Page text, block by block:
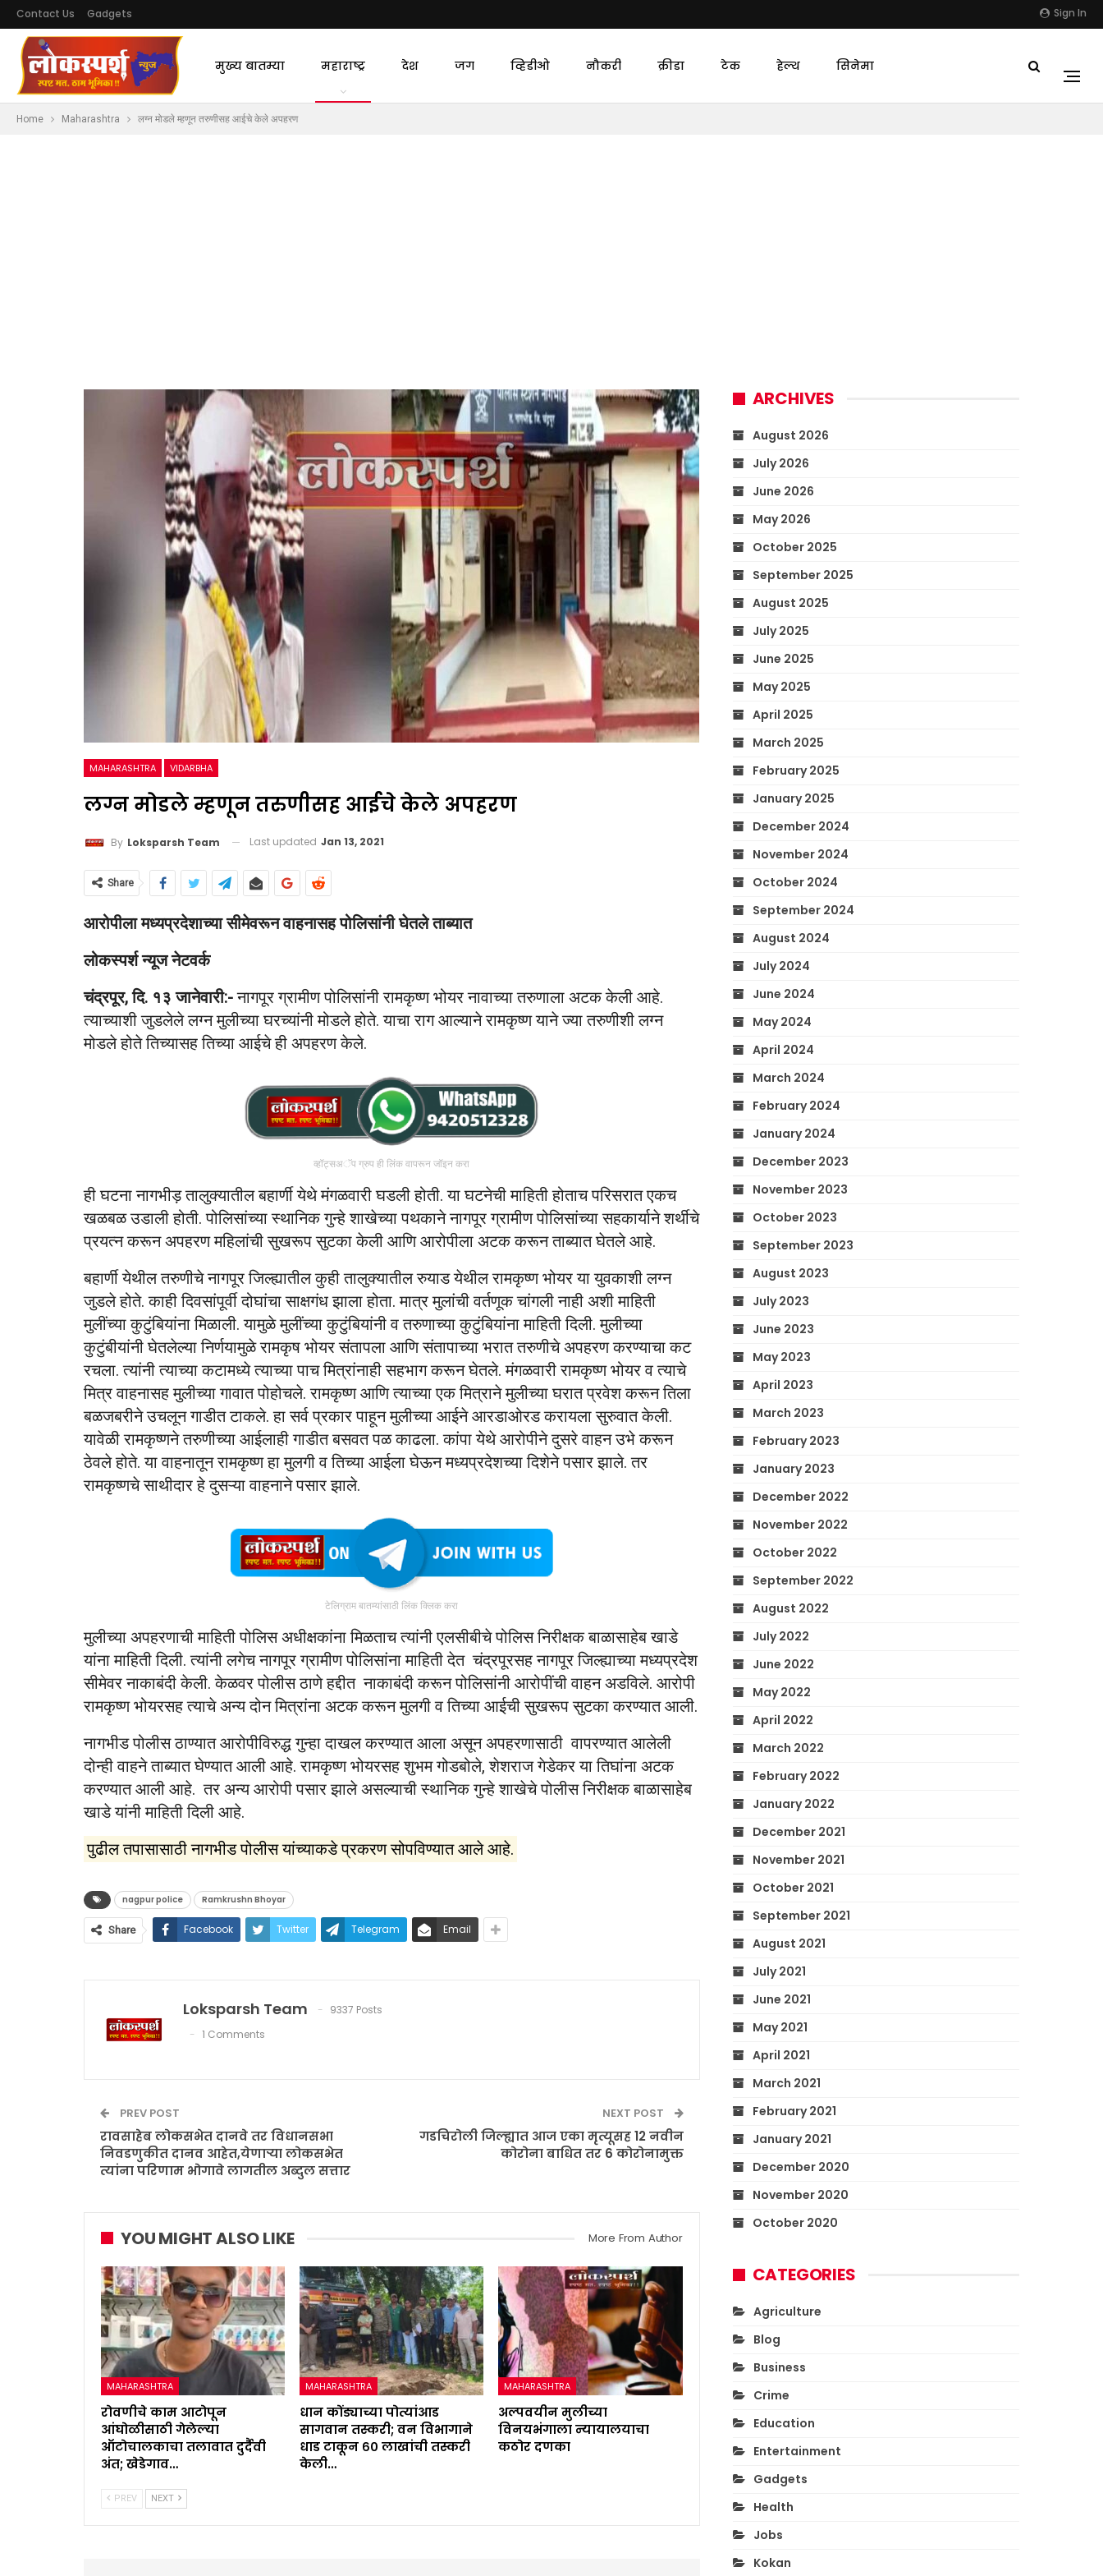
Sign In
Contact Us Gadgets
मुख्य बातम्या महाराष्ट्र देश जग व्हिडीओ नौकरी क्रीडा टेक हेल्थ सिनेमा
Home Maharashtra लग्न मोडले म्हणून तरुणीसह आईचे केले अपहरण
MAHARASHTRA VIDARBHA
लग्न मोडले म्हणून तरुणीसह आईचे केले अपहरण
By Loksparsh Team Last updated Jan 13, 2021
Share
आरोपीला मध्यप्रदेशाच्या सीमेवरून वाहनासह पोलिसांनी घेतले ताब्यात
लोकस्पर्श न्यूज नेटवर्क
चंद्रपूर, दि. १३ जानेवारी:-नागपूर ग्रामीण पोलिसांनी रामकृष्ण भोयर नावाच्या तरुणाला अटक केली आहे.
त्याच्याशी जुडलेले लग्न मुलीच्या घरच्यांनी मोडले होते. याचा राग आल्याने रामकृष्ण याने ज्या तरुणीशी लग्न
मोडले होते तिच्यासह तिच्या आईचे ही अपहरण केले.
व्हॉट्सअॅप ग्रुप ही लिंक वापरून जॉइन करा
ही घटना नागभीड़ तालुक्यातील बहार्णी येथे मंगळवारी घडली होती. या घटनेची माहिती होताच परिसरात एकच
खळबळ उडाली होती. पोलिसांच्या स्थानिक गुन्हे शाखेच्या पथकाने नागपूर ग्रामीण पोलिसांच्या सहकार्याने शर्थीचे
प्रयत्न करून अपहरण महिलांची सुखरूप सुटका केली आणि आरोपीला अटक करून ताब्यात घेतले आहे.
बहार्णी येथील तरुणीचे नागपूर जिल्ह्यातील कुही तालुक्यातील रुयाड येथील रामकृष्ण भोयर या युवकाशी लग्न
जुडले होते. काही दिवसांपूर्वी दोघांचा साक्षगंध झाला होता. मात्र मुलांची वर्तणूक चांगली नाही अशी माहिती
मुलींच्या कुटुंबियांना मिळाली. यामुळे मुलींच्या कुटुंबियांनी व तरुणाच्या कुटुंबियांना माहिती दिली. मुलीच्या
कुटुंबीयांनी घेतलेल्या निर्णयामुळे रामकृष भोयर संतापला आणि संतापाच्या भरात तरुणीचे अपहरण करण्याचा कट
रचला. त्यांनी त्याच्या कटामध्ये त्याच्या पाच मित्रांनाही सहभाग करून घेतले. मंगळवारी रामकृष्ण भोयर व त्याचे
मित्र वाहनासह मुलीच्या गावात पोहोचले. रामकृष्ण आणि त्याच्या एक मित्राने मुलीच्या घरात प्रवेश करून तिला
बळजबरीने उचलून गाडीत टाकले. हा सर्व प्रकार पाहून मुलीच्या आईने आरडाओरड करायला सुरुवात केली.
यावेळी रामकृष्णने तरुणीच्या आईलाही गाडीत बसवत पळ काढला. कांपा येथे आरोपीने दुसरे वाहन उभे करून
ठेवले होते. या वाहनातून रामकृष्ण हा मुलगी व तिच्या आईला घेऊन मध्यप्रदेशच्या दिशेने पसार झाले. तर
रामकृष्णचे साथीदार हे दुसऱ्या वाहनाने पसार झाले.
टेलिग्राम बातम्यांसाठी लिंक क्लिक करा
मुलीच्या अपहरणाची माहिती पोलिस अधीक्षकांना मिळताच त्यांनी एलसीबीचे पोलिस निरीक्षक बाळासाहेब खाडे
यांना माहिती दिली. त्यांनी लगेच नागपूर ग्रामीण पोलिसांना माहिती देत चंद्रपूरसह नागपूर जिल्ह्याच्या मध्यप्रदेश
सीमेवर नाकाबंदी केली. केळवर पोलीस ठाणे हद्दीत नाकाबंदी करून पोलिसांनी आरोपींची वाहन अडविले. आरोपी
रामकृष्ण भोयरसह त्याचे अन्य दोन मित्रांना अटक करून मुलगी व तिच्या आईची सुखरूप सुटका करण्यात आली.
नागभीड पोलीस ठाण्यात आरोपीविरुद्ध गुन्हा दाखल करण्यात आला असून अपहरणासाठी वापरण्यात आलेली
दोन्ही वाहने ताब्यात घेण्यात आली आहे. रामकृष्ण भोयरसह शुभम गोडबोले, शेशराज गेडेकर या तिघांना अटक
करण्यात आली आहे. तर अन्य आरोपी पसार झाले असल्याची स्थानिक गुन्हे शाखेचे पोलीस निरीक्षक बाळासाहेब
खाडे यांनी माहिती दिली आहे.
पुढील तपासासाठी नागभीड पोलीस यांच्याकडे प्रकरण सोपविण्यात आले आहे.
nagpur police Ramkrushn Bhoyar
Share Facebook Twitter Telegram Email
Loksparsh Team
9337 Posts
1 Comments
PREV POST
रावसाहेब लोकसभेत दानवे तर विधानसभा
निवडणुकीत दानव आहेत,येणाऱ्या लोकसभेत
त्यांना परिणाम भोगावे लागतील अब्दुल सत्तार
NEXT POST
गडचिरोली जिल्ह्यात आज एका मृत्यूसह 12 नवीन
कोरोना बाधित तर 6 कोरोनामुक्त
YOU MIGHT ALSO LIKE More From Author
MAHARASHTRA
रोवणीचे काम आटोपून
आंघोळीसाठी गेलेल्या
ऑटोचालकाचा तलावात दुर्दैवी
अंत; खेडेगाव…
MAHARASHTRA
धान कोंड्याच्या पोत्यांआड
सागवान तस्करी; वन विभागाने
धाड टाकून ६० लाखांची तस्करी
केली…
MAHARASHTRA
अल्पवयीन मुलीच्या
विनयभंगाला न्यायालयाचा
कठोर दणका
PREV NEXT
ARCHIVES
August 2026
July 2026
June 2026
May 2026
October 2025
September 2025
August 2025
July 2025
June 2025
May 2025
April 2025
March 2025
February 2025
January 2025
December 2024
November 2024
October 2024
September 2024
August 2024
July 2024
June 2024
May 2024
April 2024
March 2024
February 2024
January 2024
December 2023
November 2023
October 2023
September 2023
August 2023
July 2023
June 2023
May 2023
April 2023
March 2023
February 2023
January 2023
December 2022
November 2022
October 2022
September 2022
August 2022
July 2022
June 2022
May 2022
April 2022
March 2022
February 2022
January 2022
December 2021
November 2021
October 2021
September 2021
August 2021
July 2021
June 2021
May 2021
April 2021
March 2021
February 2021
January 2021
December 2020
November 2020
October 2020
CATEGORIES
Agriculture
Blog
Business
Crime
Education
Entertainment
Gadgets
Health
Jobs
Kokan